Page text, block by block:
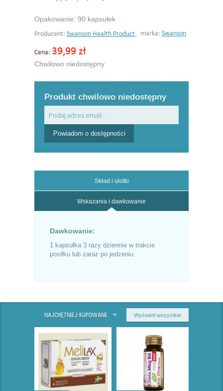
Opakowanie: 90 kapsułek
Producent: Swanson Health Product marka: Swanson
Cena: 39,99 zł
Chwilowo niedostępny
Produkt chwilowo niedostępny
Powiadom o dostępności
Skład i ulotki
Wskazania i dawkowanie
Dawkowanie:
1 kapsułka 3 razy dziennie w trakcie
posiłku lub zaraz po jedzeniu.
NAJCHĘTNIEJ KUPOWANE Wyświetl wszystkie